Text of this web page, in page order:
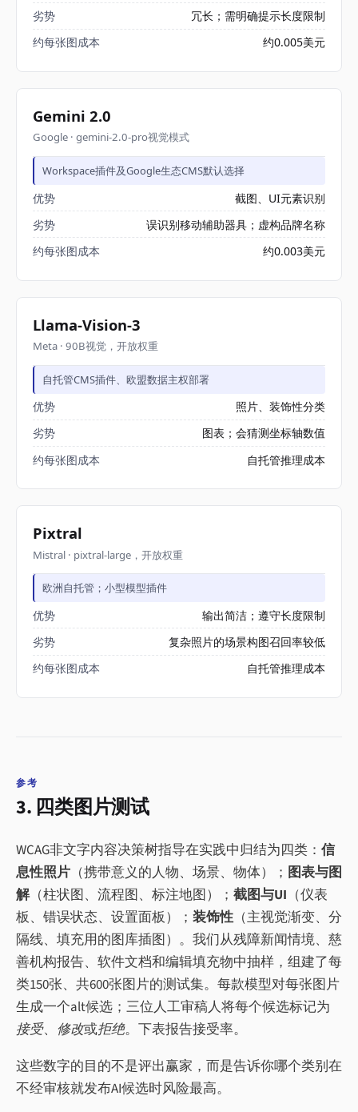
劣势
冗长；需明确提示长度限制
约每张图成本
约0.005美元
Gemini 2.0
Google · gemini-2.0-pro视觉模式
Workspace插件及Google生态CMS默认选择
优势
截图、UI元素识别
劣势
误识别移动辅助器具；虚构品牌名称
约每张图成本
约0.003美元
Llama-Vision-3
Meta · 90B视觉，开放权重
自托管CMS插件、欧盟数据主权部署
优势
照片、装饰性分类
劣势
图表；会猜测坐标轴数值
约每张图成本
自托管推理成本
Pixtral
Mistral · pixtral-large，开放权重
欧洲自托管；小型模型插件
优势
输出简洁；遵守长度限制
劣势
复杂照片的场景构图召回率较低
约每张图成本
自托管推理成本
参考
3. 四类图片测试
WCAG非文字内容决策树指导在实践中归结为四类： 信
息性照片 （携带意义的人物、场景、物体）； 图表与图
解（柱状图、流程图、标注地图）； 截图与UI （仪表
板、错误状态、设置面板）； 装饰性 （主视觉渐变、分
隔线、填充用的图库插图）。我们从残障新闻情境、慈
善机构报告、软件文档和编辑填充物中抽样，组建了每
类150张、共600张图片的测试集。每款模型对每张图片
生成一个alt候选；三位人工审稿人将每个候选标记为
接受、 修改或拒绝。下表报告接受率。
这些数字的目的不是评出赢家，而是告诉你哪个类别在
不经审核就发布AI候选时风险最高。